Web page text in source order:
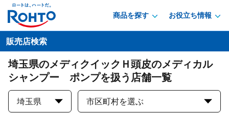
商品を探す お役立ち情報
販売店検索
埼玉県のメディクイックＨ頭皮のメディカル
シャンプー ポンプを扱う店舗一覧
埼玉県 市区町村を選ぶ